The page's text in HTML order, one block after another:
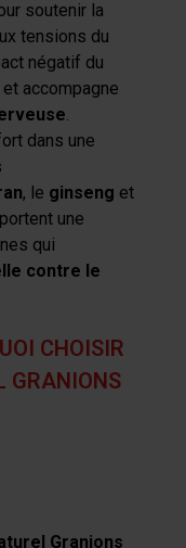
soutenir la
tensions du
négatif du
accompagne
.
dans une
, le ginseng et
une
qui
contre le
CHOISIR
GRANIONS
Granions